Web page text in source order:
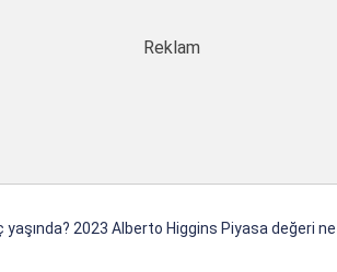
2023 Alberto Higgins Piyasa değeri ne